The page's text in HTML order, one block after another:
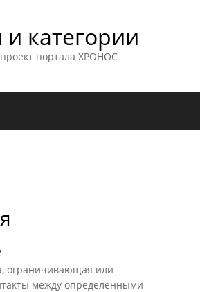
категории
портала ХРОНОС
ограничивающая или
между определёнными